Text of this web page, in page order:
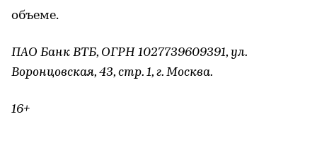
объеме.
ПАО Банк ВТБ, ОГРН 1027739609391, ул.
Воронцовская, 43, стр. 1, г. Москва.
16+